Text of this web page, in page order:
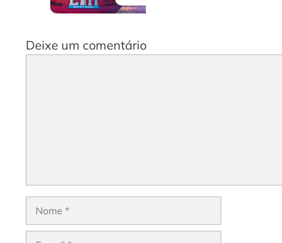
Deixe um comentário
Nome